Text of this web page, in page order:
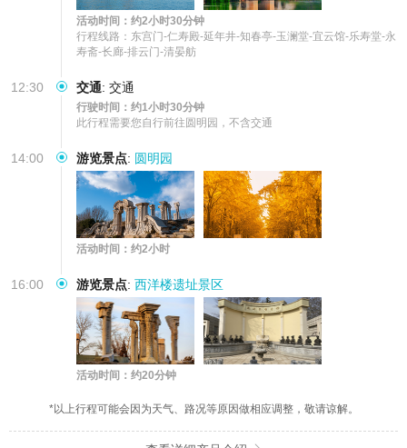
活动时间：约2小时30分钟
行程线路：东宫门-仁寿殿-延年井-知春亭-玉澜堂-宜云馆-乐寿堂-永
寿斋-长廊-排云门-清晏舫
12:30 交通: 交通
行驶时间：约1小时30分钟
此行程需要您自行前往圆明园，不含交通
14:00 游览景点: 圆明园
活动时间：约2小时
16:00 游览景点: 西洋楼遗址景区
活动时间：约20分钟
*以上行程可能会因为天气、路况等原因做相应调整，敬请谅解。